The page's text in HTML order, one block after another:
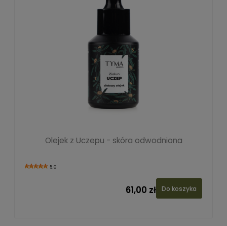
Olejek z Uczepu - skóra odwodniona
5.0
61,00 zł Do koszyka